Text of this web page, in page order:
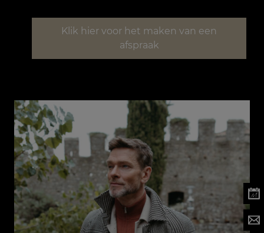
Klik hier voor het maken van een
afspraak